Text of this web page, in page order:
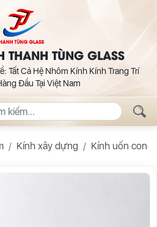
THANH TÙNG GLASS
Tất Cả Hệ Nhôm Kính Kính Trang Trí
Đầu Tại Việt Nam
Kính xây dựng Kính uốn cong